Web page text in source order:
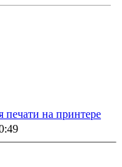
печати на принтере